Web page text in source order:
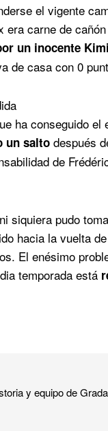
el vigente
carne de
un inocente
de casa con 0
ha conseguido
un salto después
de
siquiera pudo
hacia la vuelta
El enésimo
temporada está
y equipo de